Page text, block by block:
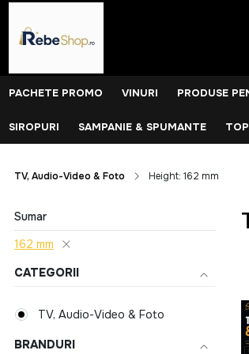
PACHETE PROMO VINURI PRODUSE
SIROPURI SAMPANIE & SPUMANTE
TV, Audio-Video & Foto Height: 162 mm
Sumar
162 mm
CATEGORII
TV, Audio-Video & Foto
BRANDURI